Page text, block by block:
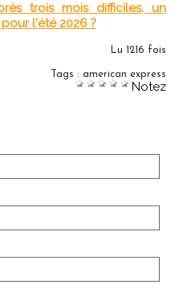
trois mois difficiles, un
l'été 2026 ?
Lu 1216 fois
Tags : american express
Notez